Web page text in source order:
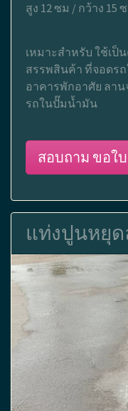
สูง 12 ซม / กว้าง 15
เหมาะสำหรับ ใช้เป็
สรรพสินค้า ที่จอดร
อาคารพักอาศัย ลา
รถในปั๊มน้ำมัน
สอบถาม ขอใ
แท่งปูนหยุด